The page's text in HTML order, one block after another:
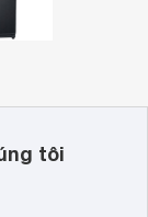
tôi